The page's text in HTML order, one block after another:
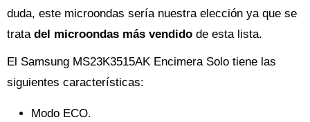
duda, este microondas sería nuestra elección ya que se
trata del microondas más vendido de esta lista.
El Samsung MS23K3515AK Encimera Solo tiene las
siguientes características:
Modo ECO.